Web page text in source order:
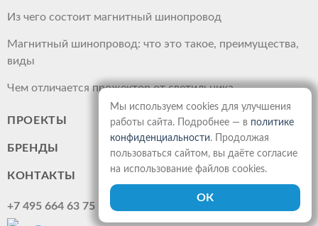
Из чего состоит магнитный шинопровод
Магнитный шинопровод: что это такое, преимущества,
виды
Чем отличается прожектор от светильника
ПРОЕКТЫ
БРЕНДЫ
КОНТАКТЫ
+7 495 664 63 75
Мы используем cookies для улучшения
работы сайта. Подробнее — в политике
конфиденциальности. Продолжая
пользоваться сайтом, вы даёте согласие
на использование файлов cookies.